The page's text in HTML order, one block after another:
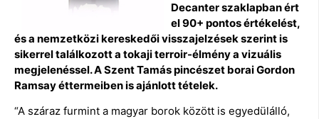
Decanter szaklapban ért
el 90+ pontos értékelést,
és a nemzetközi kereskedői visszajelzések szerint is
sikerrel találkozott a tokaji terroir-élmény a vizuális
megjelenéssel. A Szent Tamás pincészet borai Gordon
Ramsay éttermeiben is ajánlott tételek.
“A száraz furmint a magyar borok között is egyedülálló,